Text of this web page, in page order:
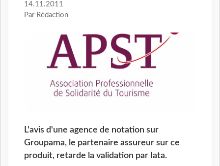
14.11.2011
Par Rédaction
L'avis d'une agence de notation sur
Groupama, le partenaire assureur sur ce
produit, retarde la validation par Iata.